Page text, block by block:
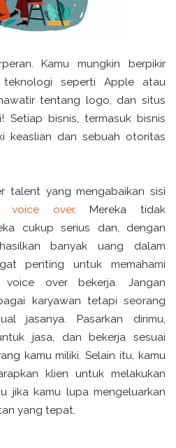
Kamu mungkin berpikir
seperti Apple atau
tentang logo, dan situs
Setiap bisnis, termasuk bisnis
keaslian dan sebuah otoritas
talent yang mengabaikan sisi
voice over. Mereka tidak
cukup serius dan, dengan
banyak uang dalam
penting untuk memahami
over bekerja. Jangan
karyawan tetapi seorang
jasanya. Pasarkan dirimu,
jasa, dan bekerja sesuai
kamu miliki. Selain itu, kamu
klien untuk melakukan
jika kamu lupa mengeluarkan
yang tepat.